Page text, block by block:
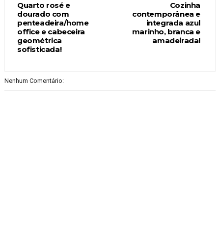
Cozinha
contemporânea e
integrada azul
marinho, branca e
amadeirada!
Quarto rosé e
dourado com
penteadeira/home
office e cabeceira
geométrica
sofisticada!
Nenhum Comentário: